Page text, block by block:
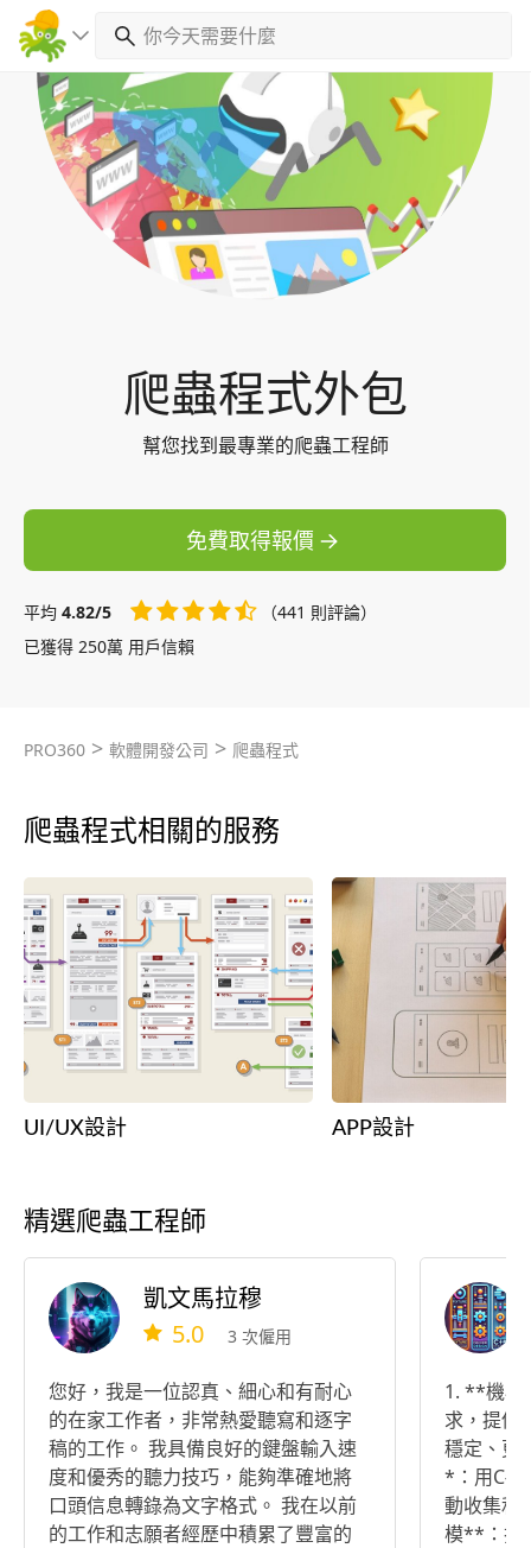
爬蟲程式外包
幫您找到最專業的爬蟲工程師
免費取得報價
平均 4.82/5
（441 則評論）
已獲得 250萬 用戶信賴
PRO360 > 軟體開發公司 > 爬蟲程式
爬蟲程式相關的服務
UI/UX設計 APP設計
精選爬蟲工程師
凱文馬拉穆
5.0 3 次僱用
您好，我是一位認真、細心和有耐心
的在家工作者，非常熱愛聽寫和逐字
稿的工作。 我具備良好的鍵盤輸入速
度和優秀的聽力技巧，能夠準確地將
口頭信息轉錄為文字格式。 我在以前
的工作和志願者經歷中積累了豐富的
1. **機械
求，提供
穩定、更有效。 2. **
*：用C#
動收集和分析資
模**：把